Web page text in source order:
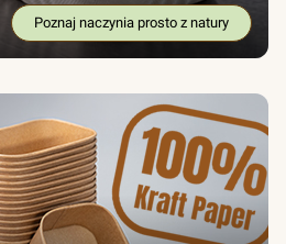
Poznaj naczynia prosto z natury